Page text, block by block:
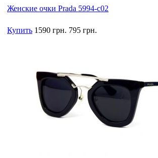
Женские очки Prada 5994-c02
Купить 1590 грн. 795 грн.